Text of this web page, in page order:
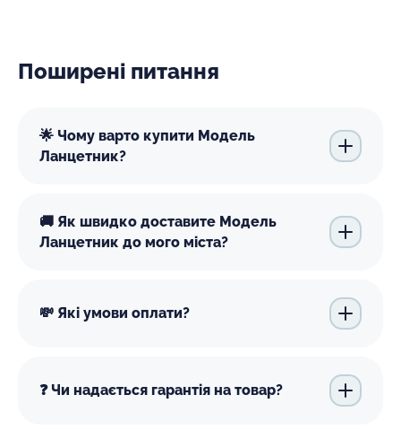
Поширені питання
🌟 Чому варто купити Модель
Ланцетник?
🚚 Як швидко доставите Модель
Ланцетник до мого міста?
💸 Які умови оплати?
❓ Чи надається гарантія на товар?